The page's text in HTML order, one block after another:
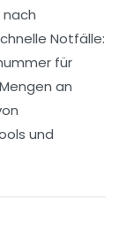
Notfälle:
für
an
und